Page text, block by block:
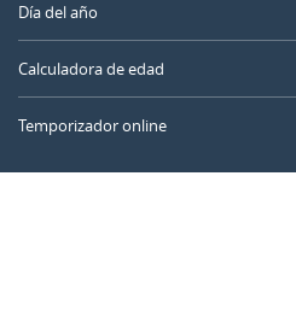
Día del año
Calculadora de edad
Temporizador online